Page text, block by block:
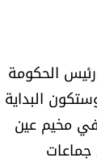
جوزاف عون ورئيس الحكومة
البداية
مخيم عين
جماعات